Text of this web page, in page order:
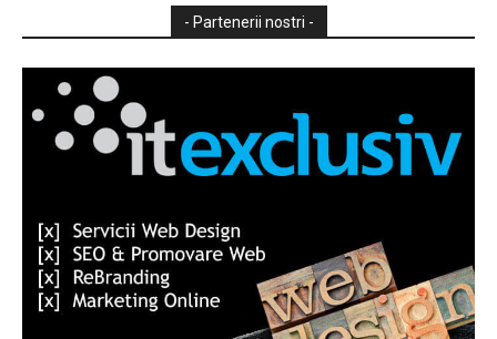
- Partenerii nostri -